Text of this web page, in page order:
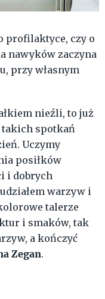
profilaktyce, czy o
nawyków zaczyna
przy własnym
nieźli, to już
takich spotkań
Uczymy
posiłków
i dobrych
warzyw i
talerze
i smaków, tak
a kończyć
Zegan.